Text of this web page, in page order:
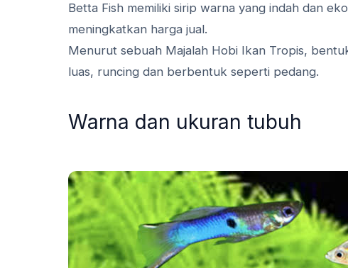
Betta Fish memiliki sirip warna yang indah dan
meningkatkan harga jual.
Menurut sebuah Majalah Hobi Ikan Tropis,
luas, runcing dan berbentuk seperti pedang.
Warna dan ukuran tubuh